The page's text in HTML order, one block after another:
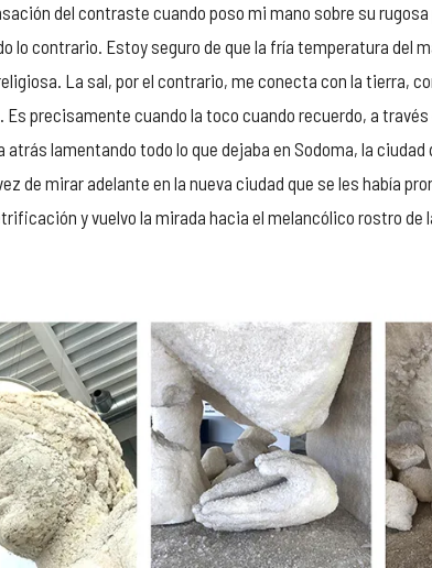
del contraste cuando poso mi mano sobre su
lo contrario. Estoy seguro de que la fría temperatura del
La sal, por el contrario, me conecta con la tierra,
precisamente cuando la toco cuando recuerdo, a través
lamentando todo lo que dejaba en Sodoma, la ciudad
de mirar adelante en la nueva ciudad que se les había
y vuelvo la mirada hacia el melancólico rostro de